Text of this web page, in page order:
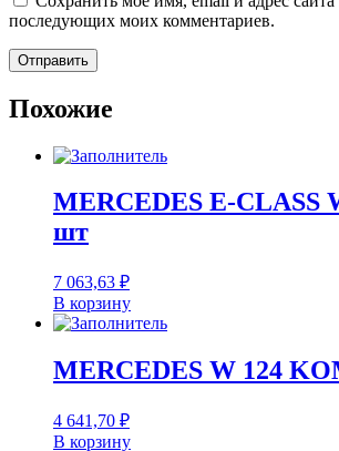
последующих моих комментариев.
Похожие
MERCEDES E-CLASS
шт
7 063,63 ₽
В корзину
MERCEDES W 124
4 641,70 ₽
В корзину